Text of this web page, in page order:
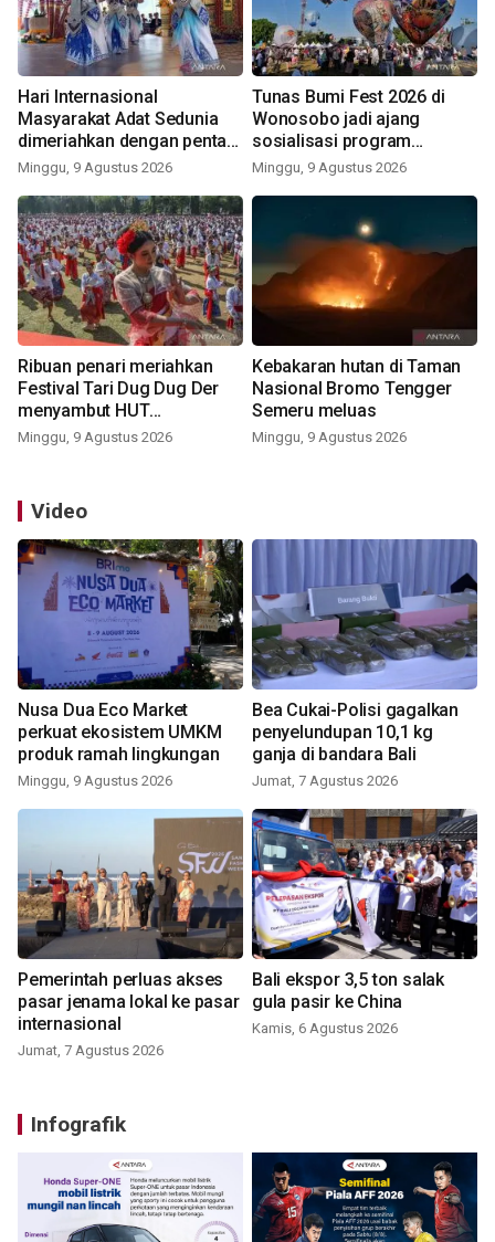
Hari Internasional
Masyarakat Adat Sedunia
dimeriahkan dengan pentas
seni budaya Bali
Minggu, 9 Agustus 2026
Tunas Bumi Fest 2026 di
Wonosobo jadi ajang
sosialisasi program
pemerintah lewat balon
Minggu, 9 Agustus 2026
Ribuan penari meriahkan
Festival Tari Dug Dug Der
menyambut HUT
Kemerdekaan
Minggu, 9 Agustus 2026
Kebakaran hutan di Taman
Nasional Bromo Tengger
Semeru meluas
Minggu, 9 Agustus 2026
Video
Nusa Dua Eco Market
perkuat ekosistem UMKM
produk ramah lingkungan
Minggu, 9 Agustus 2026
Bea Cukai-Polisi gagalkan
penyelundupan 10,1 kg
ganja di bandara Bali
Jumat, 7 Agustus 2026
Pemerintah perluas akses
pasar jenama lokal ke pasar
internasional
Jumat, 7 Agustus 2026
Bali ekspor 3,5 ton salak
gula pasir ke China
Kamis, 6 Agustus 2026
Infografik